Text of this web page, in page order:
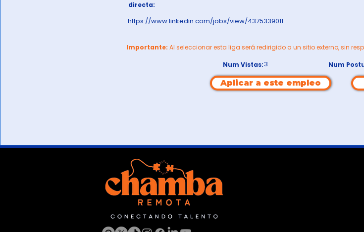
directa:
https://www.linkedin.com/jobs/view/4375339011
Importante: Al seleccionar esta liga será redirigido a un sitio externo, sin
3
Num Vistas: Num
Aplicar a este empleo